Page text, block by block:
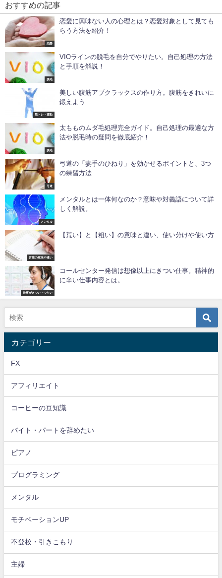
おすすめの記事
恋愛
恋愛に興味ない人の心理とは？恋愛対象として見ても
らう方法を紹介！
脱毛
VIOラインの脱毛を自分でやりたい。自己処理の方法
と手順を解説！
筋トレ・運動
美しい腹筋アブクラックスの作り方。腹筋をきれいに
鍛えよう
脱毛
太もものムダ毛処理完全ガイド。自己処理の最適な方
法や脱毛時の疑問を徹底紹介！
弓道
弓道の「妻手のひねり」を効かせるポイントと、3つ
の練習方法
メンタル
メンタルとは一体何なのか？意味や対義語について詳
しく解説。
言葉の意味や違い
【荒い】と【粗い】の意味と違い、使い分けや使い方
仕事がきつい・つらい
コールセンター発信は想像以上にきつい仕事。精神的
に辛い仕事内容とは。
カテゴリー
FX
アフィリエイト
コーヒーの豆知識
バイト・パートを辞めたい
ピアノ
プログラミング
メンタル
モチベーションUP
不登校・引きこもり
主婦